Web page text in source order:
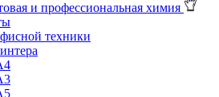
и профессиональная химия
техники